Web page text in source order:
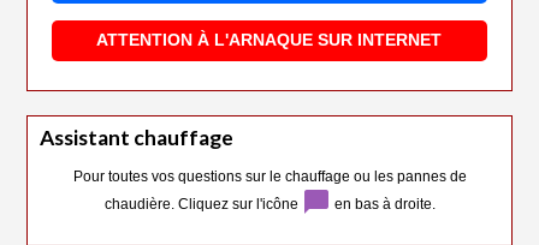
ATTENTION À L'ARNAQUE SUR INTERNET
Assistant chauffage
Pour toutes vos questions sur le chauffage ou les pannes de
chaudière. Cliquez sur l'icône
chat_bubble en bas à droite.